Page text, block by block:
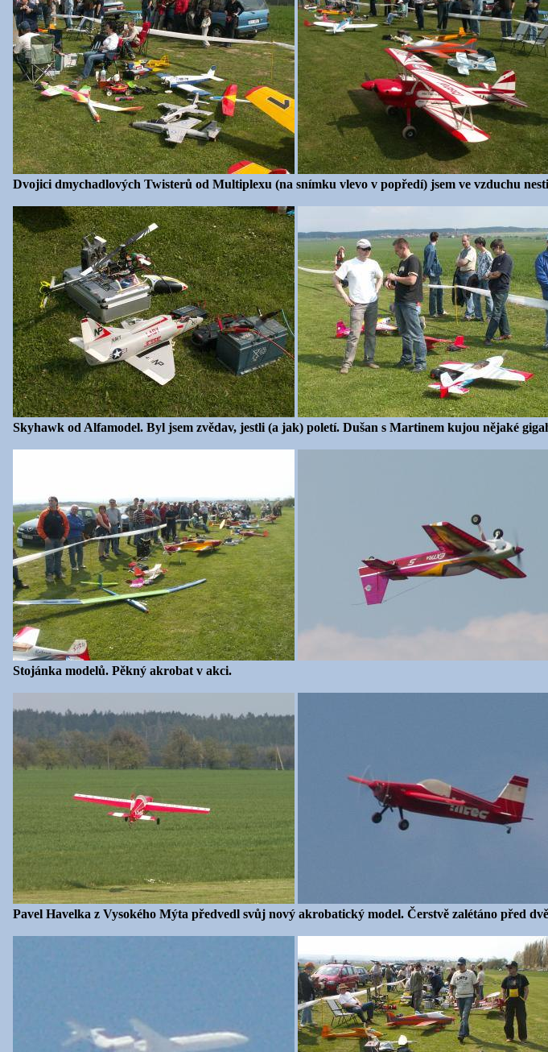
Dvojici dmychadlových Twisterů od Multiplexu (na snímku vlevo v popředí) jsem ve vzduchu
Skyhawk od Alfamodel. Byl jsem zvědav, jestli (a jak) poletí. Dušan s Martinem kujou nějaké
Stojánka modelů. Pěkný akrobat v akci.
Pavel Havelka z Vysokého Mýta předvedl svůj nový akrobatický model. Čerstvě zalétáno před